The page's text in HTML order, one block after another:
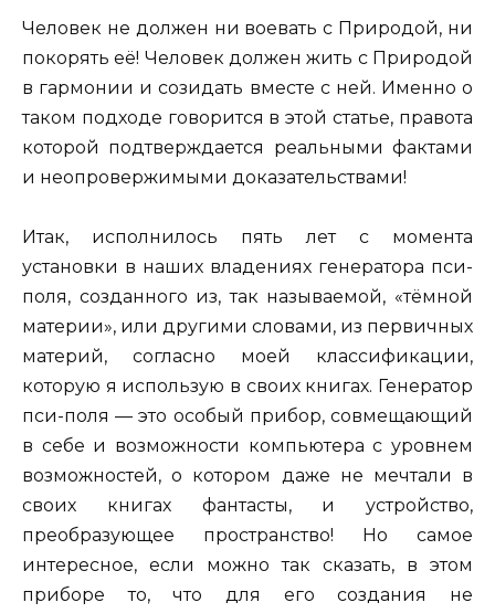
Человек не должен ни воевать с Природой, ни
покорять её! Человек должен жить с Природой
в гармонии и созидать вместе с ней. Именно о
таком подходе говорится в этой статье, правота
которой подтверждается реальными фактами
и неопровержимыми доказательствами!
Итак, исполнилось пять лет с момента
установки в наших владениях генератора пси-
поля, созданного из, так называемой, «тёмной
материи», или другими словами, из первичных
материй, согласно моей классификации,
которую я использую в своих книгах. Генератор
пси-поля — это особый прибор, совмещающий
в себе и возможности компьютера с уровнем
возможностей, о котором даже не мечтали в
своих книгах фантасты, и устройство,
преобразующее пространство! Но самое
интересное, если можно так сказать, в этом
приборе то, что для его создания не